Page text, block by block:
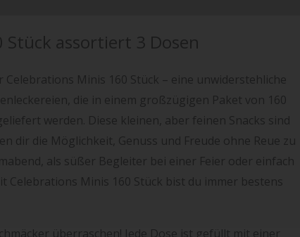
assortiert 3 Dosen
Celebrations Minis 160 Stück – eine unwiderstehliche
die in einem großzügigen Paket von 160
werden. Diese kleinen, aber feinen Snacks sind
dir die Möglichkeit, Genuss und Freude ohne Reue zu
als süßer Begleiter bei einer Feier oder einfach
Celebrations Minis 160 Stück bist du immer bestens
überraschen! Jede Dose ist gefüllt mit einer